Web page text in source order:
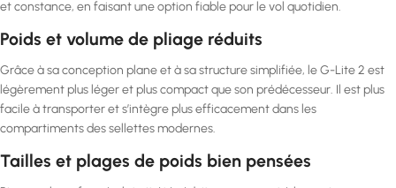
et constance, en faisant une option fiable pour le vol quotidien.
Poids et volume de pliage réduits
Grâce à sa conception plane et à sa structure simplifiée, le G-Lite 2 est
légèrement plus léger et plus compact que son prédécesseur. Il est plus
facile à transporter et s’intègre plus efficacement dans les
compartiments des sellettes modernes.
Tailles et plages de poids bien pensées